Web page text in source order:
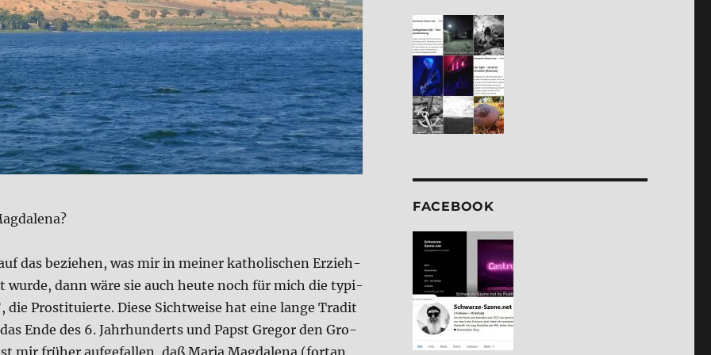
das bezie­hen, was mir in mei­ner katho­li­schen Erzieh­
wur­de, dann wäre sie auch heu­te noch für mich die typi­
die Prostituier­te. Die­se Sicht­wei­se hat eine lan­ge Tra­di­t
Ende des 6. Jahr­hun­derts und Papst Gre­gor den Gro­
mir frü­her auf­ge­fal­len, daß Maria Mag­da­le­na (fort­an
FACE­BOOK